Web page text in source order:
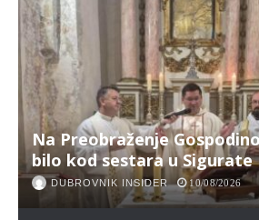
Na Preobraženje
bilo kod sestara u Sigurate
DUBROVNIK INSIDER 10/08/2026